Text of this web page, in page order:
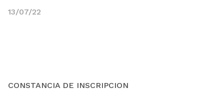
CONSTANCIA DE INSCRIPCION
13/07/22